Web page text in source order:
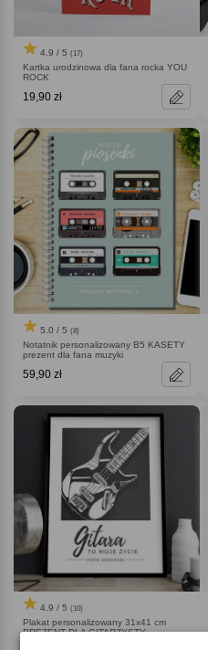
4.9 / 5 (17)
Kartka urodzinowa dla fana rocka YOU
ROCK
19,90 zł
5.0 / 5 (8)
Notatnik personalizowany B5 KASETY
prezent dla fana muzyki
59,90 zł
4.9 / 5 (10)
Plakat personalizowany 31x41 cm
PREZENT DLA GITARZYSTY